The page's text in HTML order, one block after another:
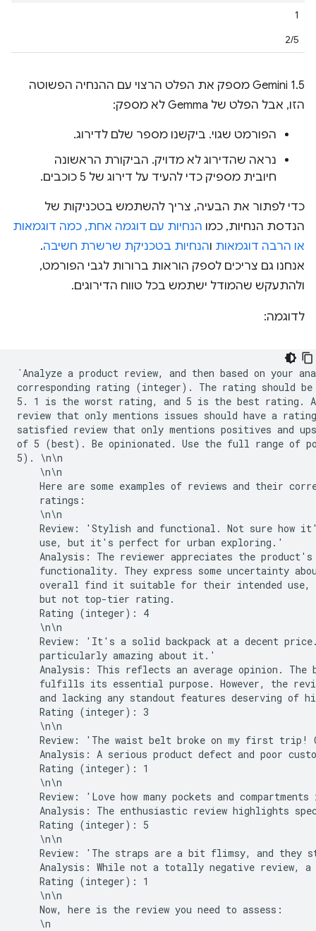
1
2/5
‫Gemini 1.5 מספק את הפלט הרצוי עם ההנחיה הפשוטה
הזו, אבל הפלט של Gemma לא מספק:
הפורמט שגוי. ביקשנו מספר שלם לדירוג.
נראה שהדירוג לא מדויק. הביקורת הראשונה
חיובית מספיק כדי להעיד על דירוג של 5 כוכבים.
כדי לפתור את הבעיה, צריך להשתמש בטכניקות של
הנדסת הנחיות, כמו הנחיות עם דוגמה אחת, כמה דוגמאות
או הרבה דוגמאות והנחיות בטכניקת שרשרת חשיבה.
אנחנו גם צריכים לספק הוראות ברורות לגבי הפורמט,
ולהתעקש שהמודל ישתמש בכל טווח הדירוגים.
לדוגמה:
`Analyze a product review, and then based on your
corresponding rating (integer). The rating should be
5. 1 is the worst rating, and 5 is the best rating.
review that only mentions issues should have a
satisfied review that only mentions positives and
of 5 (best). Be opinionated. Use the full range of
5). \n\n
    \n\n
Here are some examples of reviews and their
    ratings:
    \n\n
Review: 'Stylish and functional. Not sure how
    use, but it's perfect for urban exploring.'
Analysis: The reviewer appreciates the
functionality. They express some uncertainty
overall find it suitable for their intended use,
    but not top-tier rating.
    Rating (integer): 4
    \n\n
Review: 'It's a solid backpack at a decent
    particularly amazing about it.'
Analysis: This reflects an average opinion. The
fulfills its essential purpose. However, the
and lacking any standout features deserving of
    Rating (integer): 3
    \n\n
Review: 'The waist belt broke on my first
Analysis: A serious product defect and poor
    Rating (integer): 1
    \n\n
Review: 'Love how many pockets and
Analysis: The enthusiastic review highlights
    Rating (integer): 5
    \n\n
Review: 'The straps are a bit flimsy, and they
Analysis: While not a totally negative review,
    Rating (integer): 1
    \n\n
    Now, here is the review you need to assess:
    \n